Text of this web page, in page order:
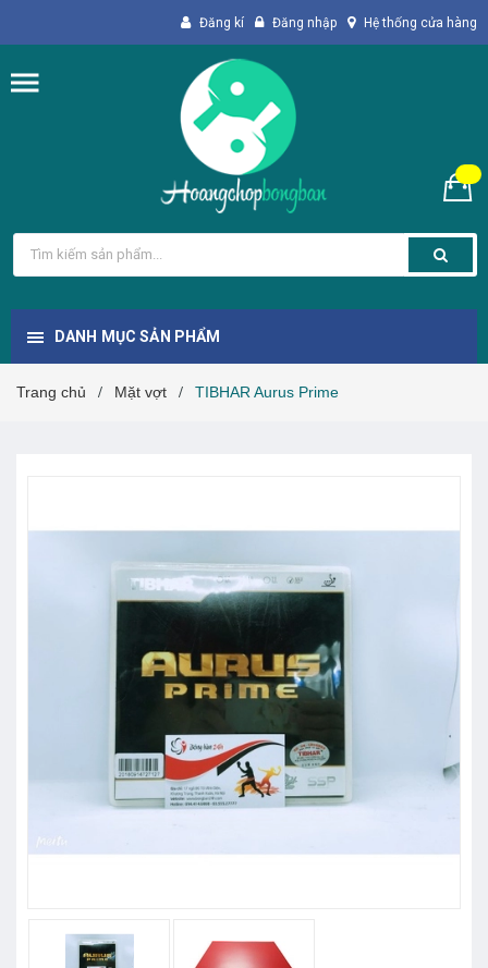
Đăng kí Đăng nhập Hệ thống cửa hàng
DANH MỤC SẢN PHẨM
Trang chủ / Mặt vợt / TIBHAR Aurus Prime